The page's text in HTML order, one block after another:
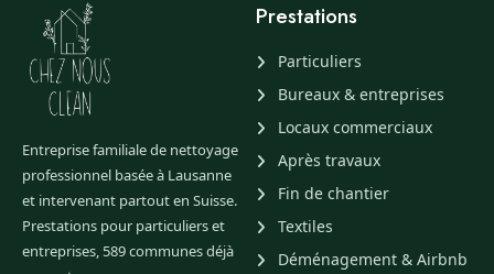
Entreprise familiale de nettoyage
professionnel basée à Lausanne
et intervenant partout en Suisse.
Prestations pour particuliers et
entreprises, 589 communes déjà
Prestations
Particuliers
Bureaux & entreprises
Locaux commerciaux
Après travaux
Fin de chantier
Textiles
Déménagement & Airbnb